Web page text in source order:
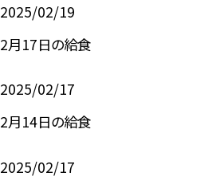
2025/02/19
2月17日の給食
2025/02/17
2月14日の給食
2025/02/17